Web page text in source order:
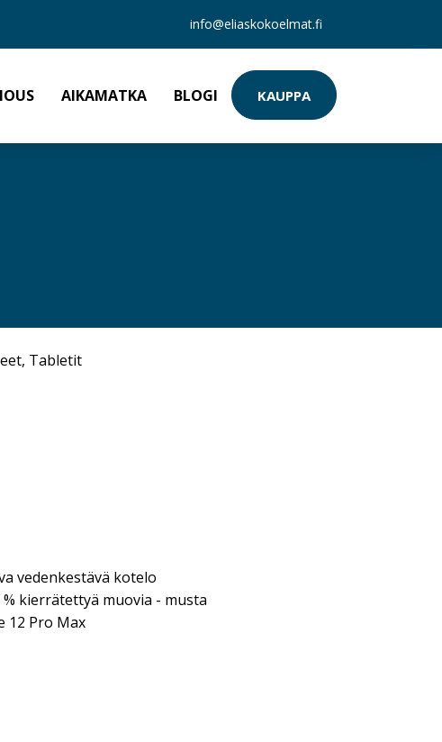
info@eliaskokoelmat.fi
AIKAMATKA BLOGI KAUPPA
, Tabletit
vedenkestävä kotelo
kierrätettyä muovia - musta
12 Pro Max